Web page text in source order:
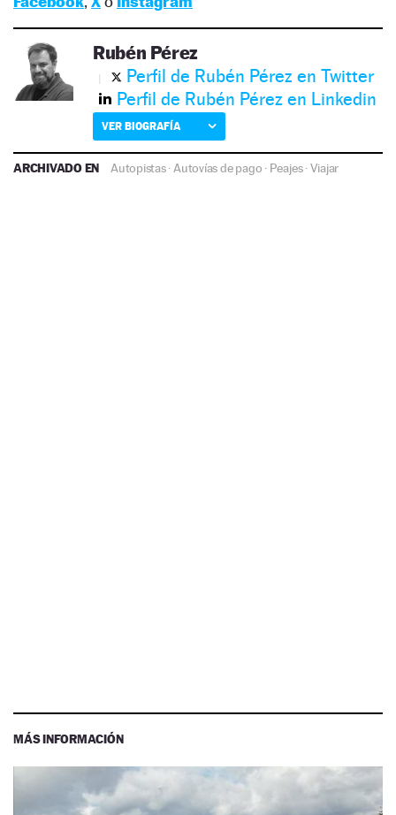
Rubén Pérez
Perfil de Rubén Pérez en Twitter
Perfil de Rubén Pérez en Linkedin
VER BIOGRAFÍA
ARCHIVADO EN Autopistas· Autovías de pago · Peajes·Viajar
MÁS INFORMACIÓN